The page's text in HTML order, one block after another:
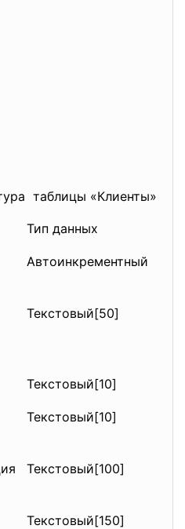
таблицы «Клиенты»
Тип данных
Автоинкрементный
Текстовый[50]
Текстовый[10]
Текстовый[10]
Текстовый[100]
Текстовый[150]